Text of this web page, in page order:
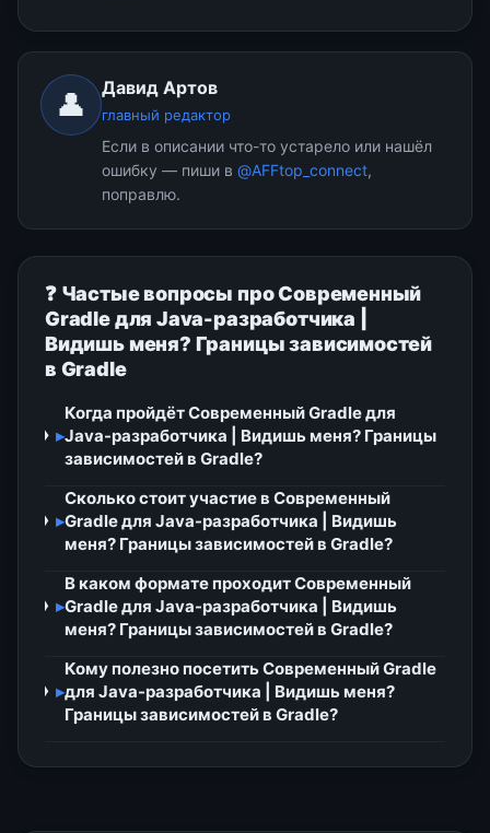
👤 Давид Артов
главный редактор
Если в описании что-то устарело или нашёл
ошибку — пиши в @AFFtop_connect,
поправлю.
❓ Частые вопросы про Современный
Gradle для Java-разработчика |
Видишь меня? Границы зависимостей
в Gradle
▸
Когда пройдёт Современный Gradle для
Java-разработчика | Видишь меня? Границы
зависимостей в Gradle?
▸
Сколько стоит участие в Современный
Gradle для Java-разработчика | Видишь
меня? Границы зависимостей в Gradle?
▸
В каком формате проходит Современный
Gradle для Java-разработчика | Видишь
меня? Границы зависимостей в Gradle?
▸
Кому полезно посетить Современный Gradle
для Java-разработчика | Видишь меня?
Границы зависимостей в Gradle?